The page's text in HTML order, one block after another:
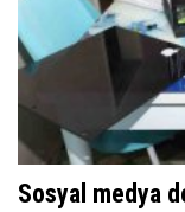
Sosyal medya